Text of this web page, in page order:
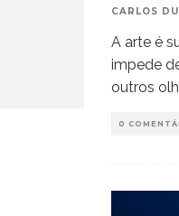
CARLOS
A arte é
impede
outros
0